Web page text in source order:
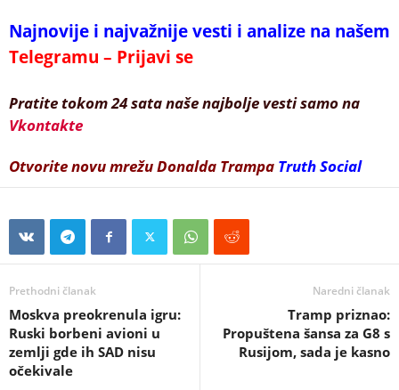
Najnovije i najvažnije vesti i analize na našem
Telegramu – Prijavi se
Pratite tokom 24 sata naše najbolje vesti samo na
Vkontakte
Otvorite novu mrežu Donalda Trampa Truth Social
Prethodni članak
Moskva preokrenula igru:
Ruski borbeni avioni u
zemlji gde ih SAD nisu
očekivale
Naredni članak
Tramp priznao:
Propuštena šansa za G8 s
Rusijom, sada je kasno